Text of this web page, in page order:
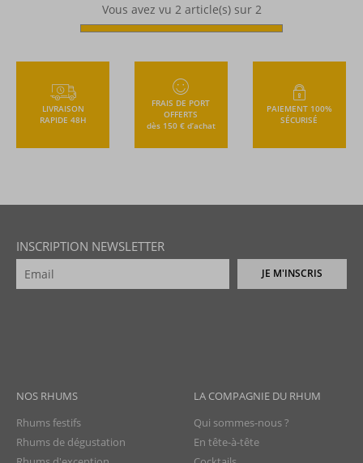
Vous avez vu 2 article(s) sur 2
LIVRAISON
RAPIDE 48H
FRAIS DE PORT
OFFERTS
dès 150 € d’achat
PAIEMENT 100%
SÉCURISÉ
INSCRIPTION NEWSLETTER
JE M'INSCRIS
NOS RHUMS
Rhums festifs
Rhums de dégustation
LA COMPAGNIE DU RHUM
Qui sommes-nous ?
En tête-à-tête